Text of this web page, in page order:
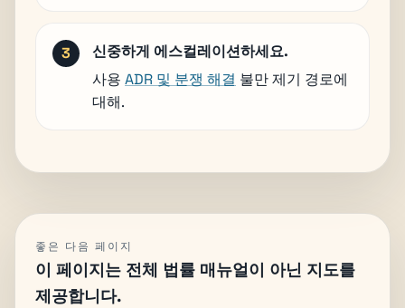
신중하게 에스컬레이션하세요.
사용 ADR 및 분쟁 해결 불만 제기 경로에
대해.
좋은 다음 페이지
이 페이지는 전체 법률 매뉴얼이 아닌 지도를
제공합니다.